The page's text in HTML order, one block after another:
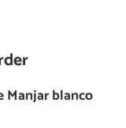
Manjar blanco